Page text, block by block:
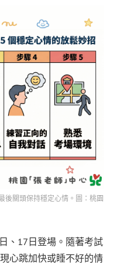
後關頭保持穩定心情。圖：桃園
、17日登場。隨著考試
心跳加快或睡不好的情